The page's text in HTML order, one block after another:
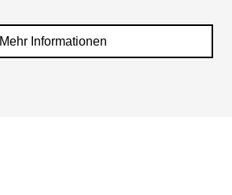
Mehr Informationen